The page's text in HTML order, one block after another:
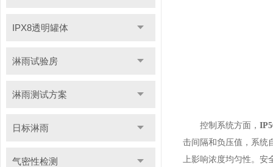
IPX8透明罐体
淋雨试验房
淋雨测试方案
日标淋雨
气密性检测
控制系统方面，
击间隔和负压值，系统
上影响浓度均匀性。安